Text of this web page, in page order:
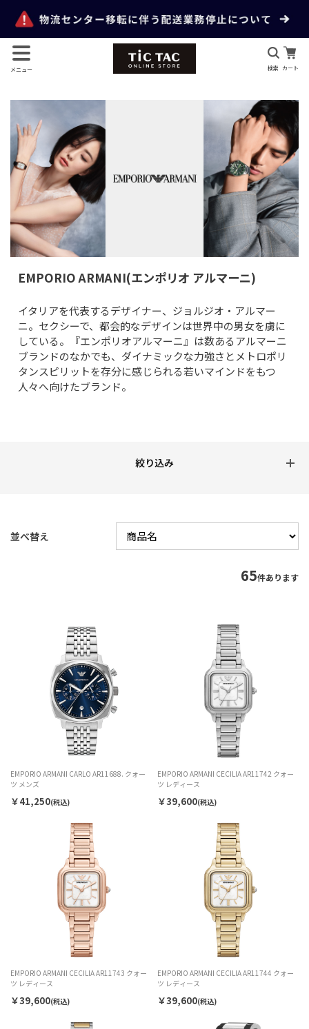
メニュー 検索 カート
EMPORIO ARMANI(エンポリオ アルマーニ)
イタリアを代表するデザイナー、ジョルジオ・アルマー
ニ。セクシーで、都会的なデザインは世界中の男女を虜に
している。『エンポリオアルマーニ』は数あるアルマーニ
ブランドのなかでも、ダイナミックな力強さとメトロポリ
タンスピリットを存分に感じられる若いマインドをもつ
人々へ向けたブランド。
並べ替え
65件あります
EMPORIO ARMANI CARLO AR11688. クォー
ツ メンズ
￥41,250(税込)
EMPORIO ARMANI CECILIA AR11742 クォー
ツ レディース
￥39,600(税込)
EMPORIO ARMANI CECILIA AR11743 クォー
ツ レディース
￥39,600(税込)
EMPORIO ARMANI CECILIA AR11744 クォー
ツ レディース
￥39,600(税込)